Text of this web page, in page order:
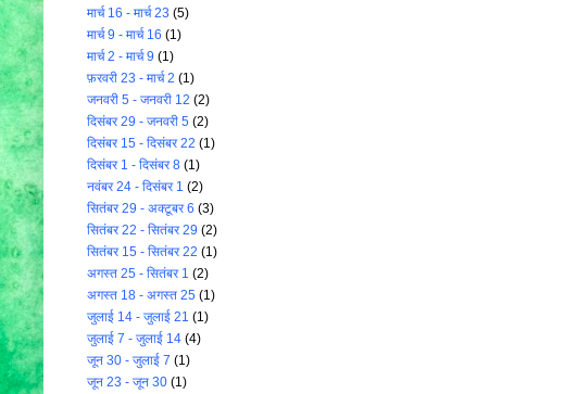
मार्च 16 - मार्च 23 (5)
मार्च 9 - मार्च 16 (1)
मार्च 2 - मार्च 9 (1)
फ़रवरी 23 - मार्च 2 (1)
जनवरी 5 - जनवरी 12 (2)
दिसंबर 29 - जनवरी 5 (2)
दिसंबर 15 - दिसंबर 22 (1)
दिसंबर 1 - दिसंबर 8 (1)
नवंबर 24 - दिसंबर 1 (2)
सितंबर 29 - अक्टूबर 6 (3)
सितंबर 22 - सितंबर 29 (2)
सितंबर 15 - सितंबर 22 (1)
अगस्त 25 - सितंबर 1 (2)
अगस्त 18 - अगस्त 25 (1)
जुलाई 14 - जुलाई 21 (1)
जुलाई 7 - जुलाई 14 (4)
जून 30 - जुलाई 7 (1)
जून 23 - जून 30 (1)